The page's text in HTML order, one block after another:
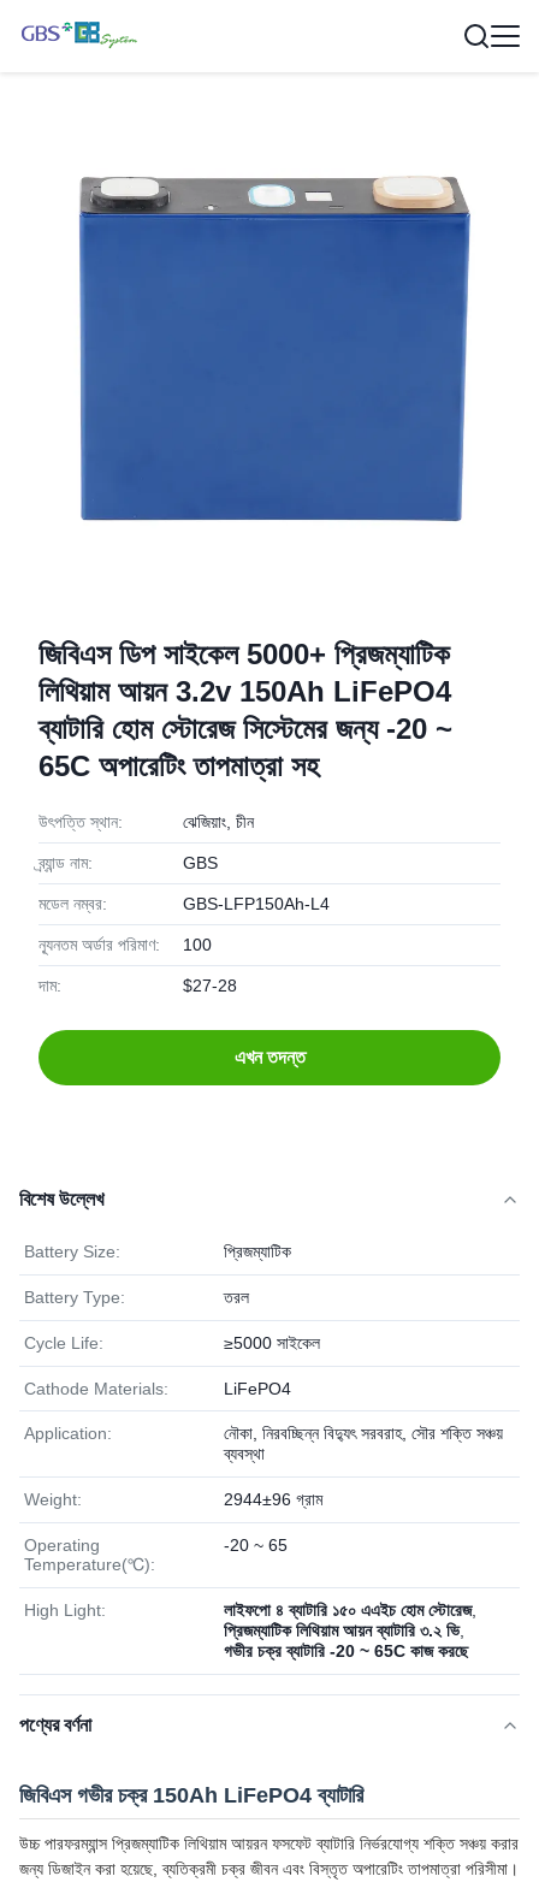
জিবিএস ডিপ সাইকেল 5000+ প্রিজম্যাটিক
লিথিয়াম আয়ন 3.2v 150Ah LiFePO4
ব্যাটারি হোম স্টোরেজ সিস্টেমের জন্য -20 ~
65C অপারেটিং তাপমাত্রা সহ
উৎপত্তি স্থান: ঝেজিয়াং, চীন
ব্র্যান্ড নাম: GBS
মডেল নম্বর: GBS-LFP150Ah-L4
ন্যূনতম অর্ডার পরিমাণ: 100
দাম: $27-28
এখন তদন্ত
বিশেষ উল্লেখ
Battery Size: প্রিজম্যাটিক
Battery Type: তরল
Cycle Life: ≥5000 সাইকেল
Cathode Materials: LiFePO4
Application:
নৌকা, নিরবচ্ছিন্ন বিদ্যুৎ সরবরাহ, সৌর শক্তি সঞ্চয়
ব্যবস্থা
Weight: 2944±96 গ্রাম
Operating
Temperature(℃):
-20 ~ 65
High Light: লাইফপো ৪ ব্যাটারি ১৫০ এএইচ হোম স্টোরেজ,
প্রিজম্যাটিক লিথিয়াম আয়ন ব্যাটারি ৩.২ ভি,
গভীর চক্র ব্যাটারি -20 ~ 65C কাজ করছে
পণ্যের বর্ণনা
জিবিএস গভীর চক্র 150Ah LiFePO4 ব্যাটারি
উচ্চ পারফরম্যান্স প্রিজম্যাটিক লিথিয়াম আয়রন ফসফেট ব্যাটারি নির্ভরযোগ্য শক্তি সঞ্চয় করার
জন্য ডিজাইন করা হয়েছে, ব্যতিক্রমী চক্র জীবন এবং বিস্তৃত অপারেটিং তাপমাত্রা পরিসীমা।